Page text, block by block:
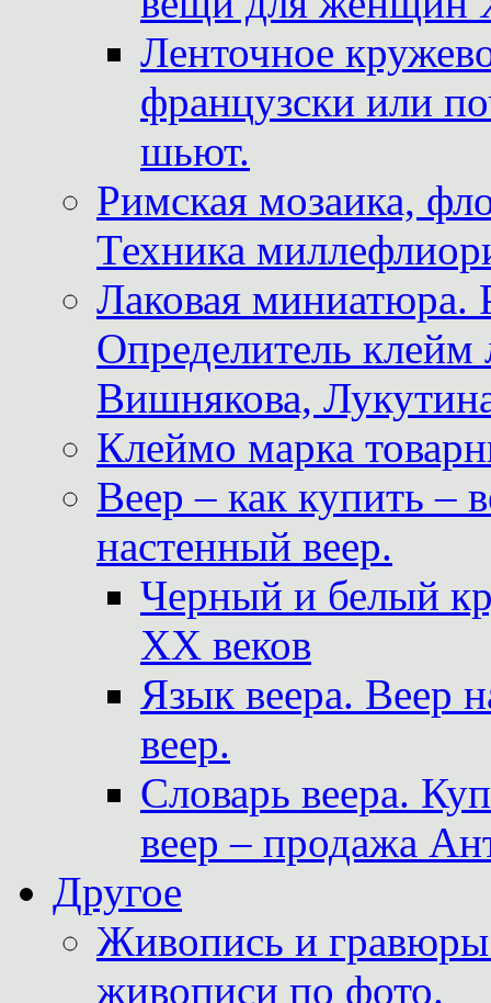
Ленточное
французски или
шьют.
Римская мозаика,
Техника
Лаковая миниатюра.
Определитель
Вишнякова,
Клеймо марка
Веер – как купить –
настенный веер.
Черный и белый
XX веков
Язык веера. Веер
веер.
Словарь веера.
веер – продажа
Другое
Живопись и
живописи по фото.